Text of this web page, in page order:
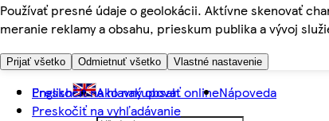
Používať presné údaje o geolokácii. Aktívne skenovať
meranie reklamy a obsahu, prieskum publika a vývoj
Prijať všetko Odmietnuť všetko Vlastné nastavenie
Preskočiť na hlavný obsah
Preskočiť na vyhľadávanie
English Ako nakupovať onlineNápoveda